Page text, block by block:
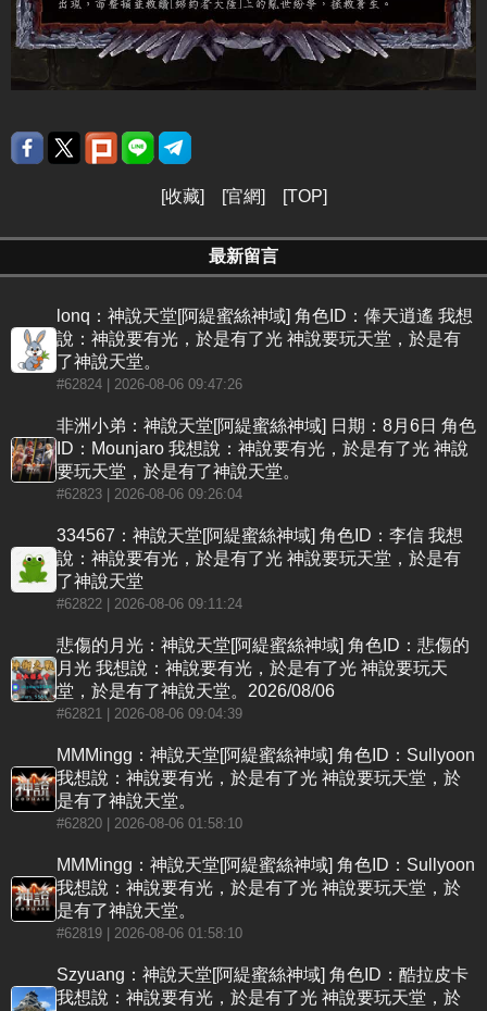
[收藏] [官網] [TOP]
最新留言
lonq：神說天堂[阿緹蜜絲神域] 角色ID：俸天逍遙 我想
說：神說要有光，於是有了光 神說要玩天堂，於是有
了神說天堂。
#62824 | 2026-08-06 09:47:26
非洲小弟：神說天堂[阿緹蜜絲神域] 日期：8月6日 角色
ID：Mounjaro 我想說：神說要有光，於是有了光 神說
要玩天堂，於是有了神說天堂。
#62823 | 2026-08-06 09:26:04
334567：神說天堂[阿緹蜜絲神域] 角色ID：李信 我想
說：神說要有光，於是有了光 神說要玩天堂，於是有
了神說天堂
#62822 | 2026-08-06 09:11:24
悲傷的月光：神說天堂[阿緹蜜絲神域] 角色ID：悲傷的
月光 我想說：神說要有光，於是有了光 神說要玩天
堂，於是有了神說天堂。2026/08/06
#62821 | 2026-08-06 09:04:39
MMMingg：神說天堂[阿緹蜜絲神域] 角色ID：Sullyoon
我想說：神說要有光，於是有了光 神說要玩天堂，於
是有了神說天堂。
#62820 | 2026-08-06 01:58:10
MMMingg：神說天堂[阿緹蜜絲神域] 角色ID：Sullyoon
我想說：神說要有光，於是有了光 神說要玩天堂，於
是有了神說天堂。
#62819 | 2026-08-06 01:58:10
Szyuang：神說天堂[阿緹蜜絲神域] 角色ID：酷拉皮卡
我想說：神說要有光，於是有了光 神說要玩天堂，於